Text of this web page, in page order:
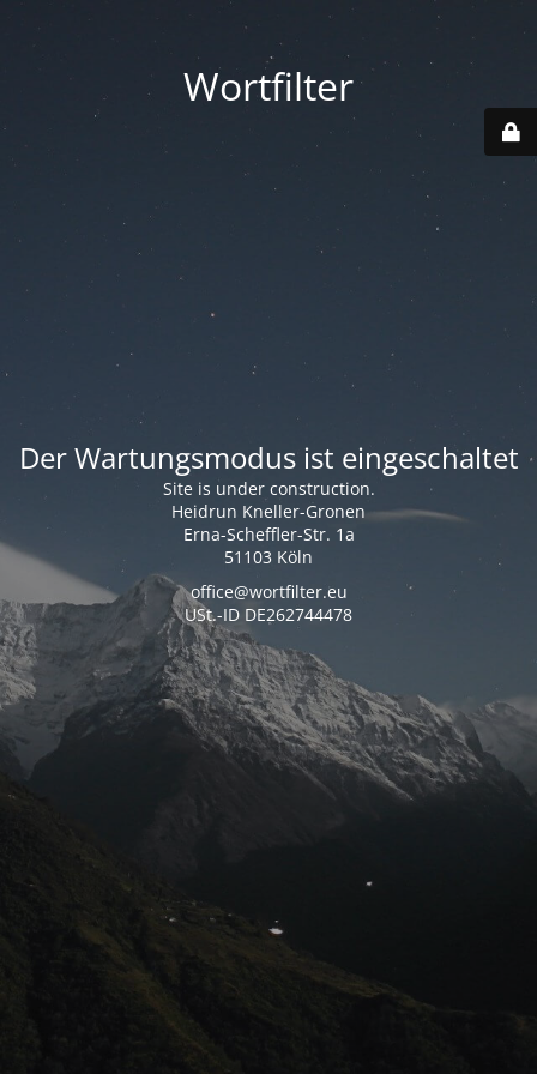
Wortfilter
Der Wartungsmodus ist eingeschaltet
Site is under construction.
Heidrun Kneller-Gronen
Erna-Scheffler-Str. 1a
51103 Köln
office@wortfilter.eu
USt.-ID DE262744478